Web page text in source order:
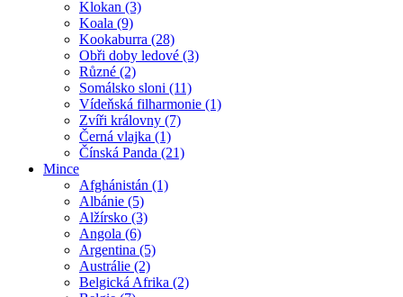
Klokan (3)
Koala (9)
Kookaburra (28)
Obři doby ledové (3)
Různé (2)
Somálsko sloni (11)
Vídeňská filharmonie (1)
Zvíři královny (7)
Černá vlajka (1)
Čínská Panda (21)
Mince
Afghánistán (1)
Albánie (5)
Alžírsko (3)
Angola (6)
Argentina (5)
Austrálie (2)
Belgická Afrika (2)